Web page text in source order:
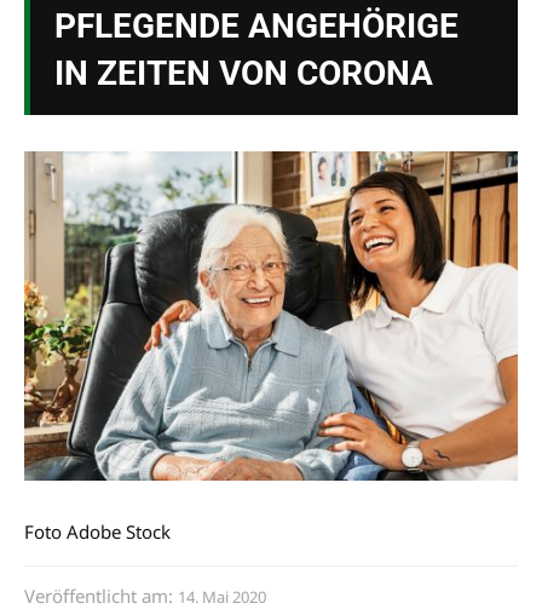
PFLEGENDE ANGEHÖRIGE
IN ZEITEN VON CORONA
Foto Adobe Stock
Veröffentlicht am: 14. Mai 2020